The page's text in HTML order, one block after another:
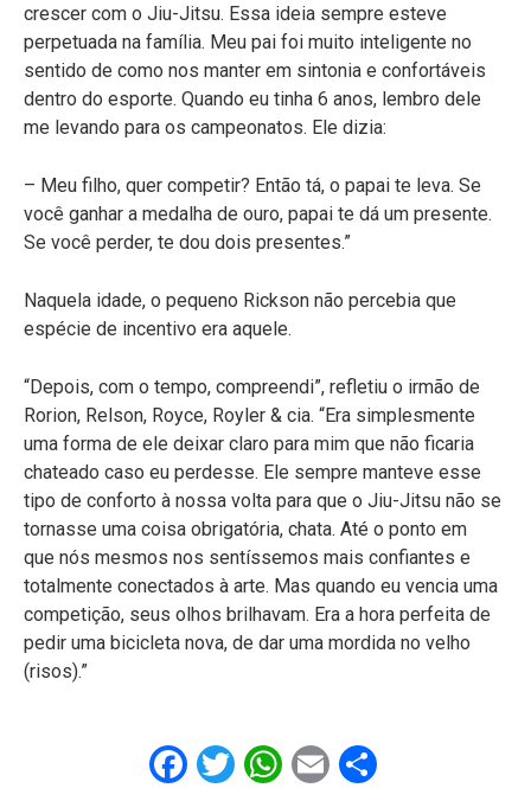
crescer com o Jiu-Jitsu. Essa ideia sempre esteve
perpetuada na família. Meu pai foi muito inteligente no
sentido de como nos manter em sintonia e confortáveis
dentro do esporte. Quando eu tinha 6 anos, lembro dele
me levando para os campeonatos. Ele dizia:
– Meu filho, quer competir? Então tá, o papai te leva. Se
você ganhar a medalha de ouro, papai te dá um presente.
Se você perder, te dou dois presentes.”
Naquela idade, o pequeno Rickson não percebia que
espécie de incentivo era aquele.
“Depois, com o tempo, compreendi”, refletiu o irmão de
Rorion, Relson, Royce, Royler & cia. “Era simplesmente
uma forma de ele deixar claro para mim que não ficaria
chateado caso eu perdesse. Ele sempre manteve esse
tipo de conforto à nossa volta para que o Jiu-Jitsu não se
tornasse uma coisa obrigatória, chata. Até o ponto em
que nós mesmos nos sentíssemos mais confiantes e
totalmente conectados à arte. Mas quando eu vencia uma
competição, seus olhos brilhavam. Era a hora perfeita de
pedir uma bicicleta nova, de dar uma mordida no velho
(risos).”
Facebook
Twitter
WhatsApp
EmailShare